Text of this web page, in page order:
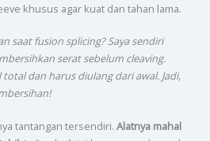
khusus agar kuat dan tahan lama.
saat fusion splicing? Saya sendiri
serat sebelum cleaving.
total dan harus diulang dari awal. Jadi,
tantangan tersendiri. Alatnya mahal